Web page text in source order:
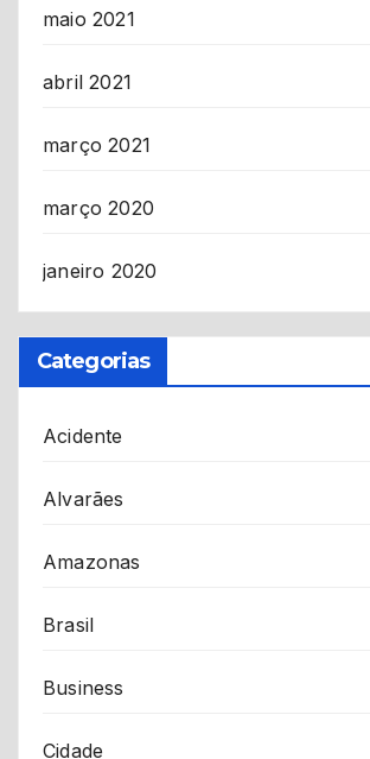
maio 2021
abril 2021
março 2021
março 2020
janeiro 2020
Categorias
Acidente
Alvarães
Amazonas
Brasil
Business
Cidade